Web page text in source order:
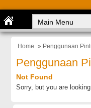
Home » Penggunaan
Penggunaan
Not Found
Sorry, but you are